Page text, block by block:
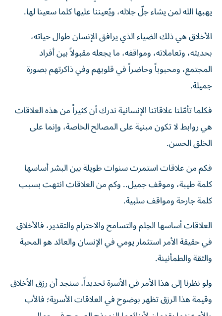
يهبها الله لمن يشاء جلّ جلاله، ويُعيننا عليها كلما سعينا لها.
الأخلاق هي ذلك الضياء الذي يرافق الإنسان طوال حياته،
بحديثه، وتعاملاته، ومواقفه، ما يجعله مقبولاً بين أفراد
المجتمع، ومحبوباً وحاضراً في قلوبهم وفي ذاكرتهم بصورة
جميلة.
فكلما تأمّلنا علاقاتنا الإنسانية ندرك أن كثيراً من هذه العلاقات
هي روابط لا تكون مبنية على المصالح الخاصة، وإنما على
الخلق الحسن.
فكم من علاقات استمرت سنوات طويلة بين البشر أساسها
كلمة طيبة، وموقف جميل.. وكم من العلاقات انتهت بسبب
كلمة جارحة ومواقف سلبية.
العلاقات أساسها الحِلم والتسامح والاحترام والتقدير، فالأخلاق
في حقيقة الأمر استثمار يومي في الإنسان والعائد هو المحبة
والثقة والطمأنينة.
ولو نظرنا إلى هذا الأمر في الأسرة تحديداً، سنجد أن رزق الأخلاق
وقيمة هذا الرزق تظهر بوضوح في العلاقات الأسرية؛ فالأب